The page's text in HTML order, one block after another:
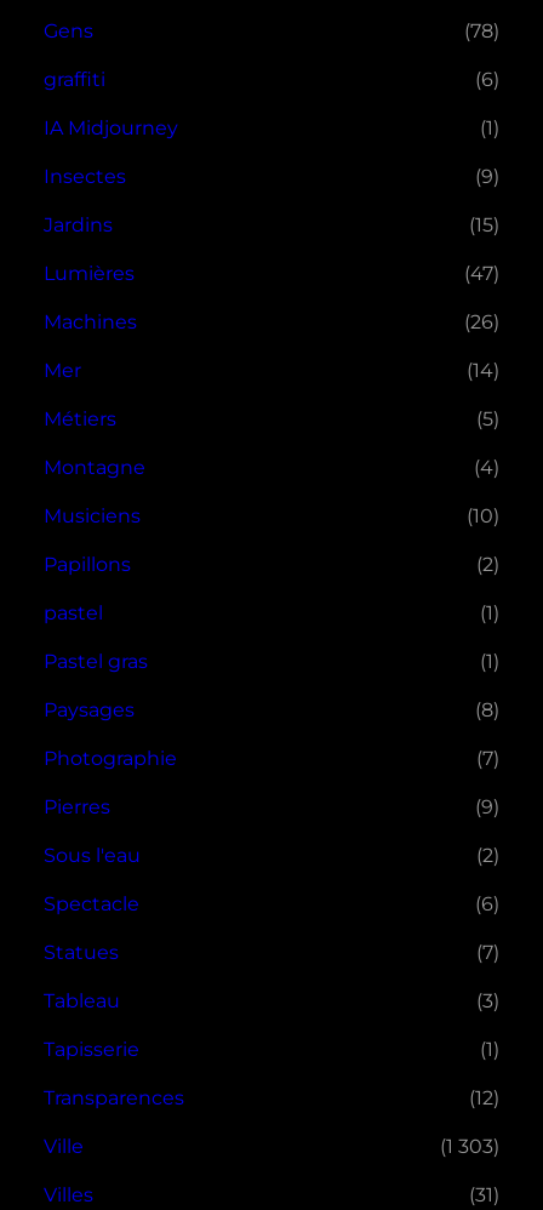
Gens (78)
graffiti (6)
IA Midjourney (1)
Insectes (9)
Jardins (15)
Lumières (47)
Machines (26)
Mer (14)
Métiers (5)
Montagne (4)
Musiciens (10)
Papillons (2)
pastel (1)
Pastel gras (1)
Paysages (8)
Photographie (7)
Pierres (9)
Sous l'eau (2)
Spectacle (6)
Statues (7)
Tableau (3)
Tapisserie (1)
Transparences (12)
Ville (1 303)
Villes (31)